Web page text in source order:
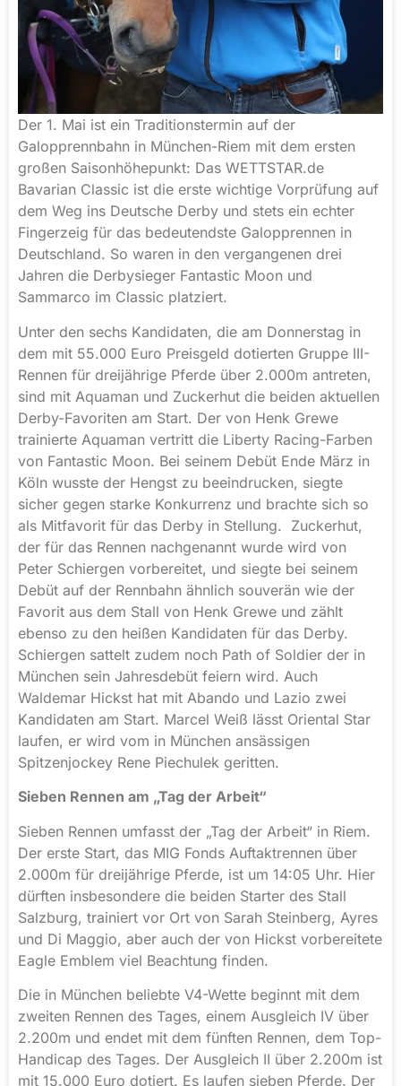
Der 1. Mai ist ein Traditionstermin auf der
Galopprennbahn in München-Riem mit dem ersten
großen Saisonhöhepunkt: Das WETTSTAR.de
Bavarian Classic ist die erste wichtige Vorprüfung auf
dem Weg ins Deutsche Derby und stets ein echter
Fingerzeig für das bedeutendste Galopprennen in
Deutschland. So waren in den vergangenen drei
Jahren die Derbysieger Fantastic Moon und
Sammarco im Classic platziert.
Unter den sechs Kandidaten, die am Donnerstag in
dem mit 55.000 Euro Preisgeld dotierten Gruppe III-
Rennen für dreijährige Pferde über 2.000m antreten,
sind mit Aquaman und Zuckerhut die beiden aktuellen
Derby-Favoriten am Start. Der von Henk Grewe
trainierte Aquaman vertritt die Liberty Racing-Farben
von Fantastic Moon. Bei seinem Debüt Ende März in
Köln wusste der Hengst zu beeindrucken, siegte
sicher gegen starke Konkurrenz und brachte sich so
als Mitfavorit für das Derby in Stellung. Zuckerhut,
der für das Rennen nachgenannt wurde wird von
Peter Schiergen vorbereitet, und siegte bei seinem
Debüt auf der Rennbahn ähnlich souverän wie der
Favorit aus dem Stall von Henk Grewe und zählt
ebenso zu den heißen Kandidaten für das Derby.
Schiergen sattelt zudem noch Path of Soldier der in
München sein Jahresdebüt feiern wird. Auch
Waldemar Hickst hat mit Abando und Lazio zwei
Kandidaten am Start. Marcel Weiß lässt Oriental Star
laufen, er wird vom in München ansässigen
Spitzenjockey Rene Piechulek geritten.
Sieben Rennen am „Tag der Arbeit“
Sieben Rennen umfasst der „Tag der Arbeit“ in Riem.
Der erste Start, das MIG Fonds Auftaktrennen über
2.000m für dreijährige Pferde, ist um 14:05 Uhr. Hier
dürften insbesondere die beiden Starter des Stall
Salzburg, trainiert vor Ort von Sarah Steinberg, Ayres
und Di Maggio, aber auch der von Hickst vorbereitete
Eagle Emblem viel Beachtung finden.
Die in München beliebte V4-Wette beginnt mit dem
zweiten Rennen des Tages, einem Ausgleich IV über
2.200m und endet mit dem fünften Rennen, dem Top-
Handicap des Tages. Der Ausgleich II über 2.200m ist
mit 15.000 Euro dotiert. Es laufen sieben Pferde. Der